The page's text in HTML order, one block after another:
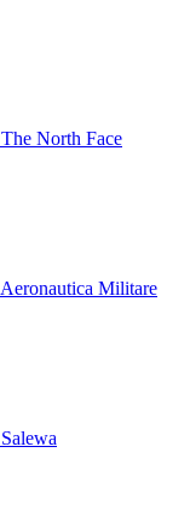
The North Face
Aeronautica Militare
Salewa